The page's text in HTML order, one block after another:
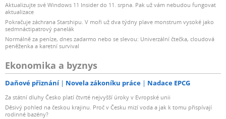
Aktualizujte své Windows 11 Insider do 11. srpna. Pak už vám nebudou fungovat
aktualizace
Pokračuje záchrana Starshipu. V moři už dva týdny plave monstrum vysoké jako
sedmnáctipatrový panelák
Normálně za peníze, dnes zadarmo nebo se slevou: Univerzální čtečka, cloudová
peněženka a karetní survival
Ekonomika a byznys
Daňové přiznání Novela zákoníku práce Nadace EPCG
Za státní dluhy Česko platí čtvrté nejvyšší úroky v Evropské unii
Děsivý pohled na českou krajinu. Proč v Česku mizí voda a jak k tomu přispívají
rodinné bazény?